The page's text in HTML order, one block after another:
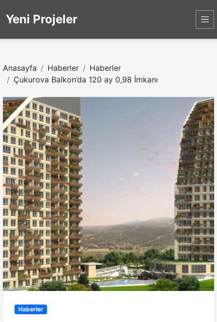
Yeni Projeler
Anasayfa Haberler
Haberler
Çukurova Balkon’da 120 ay 0,98 İmkanı
Haberler